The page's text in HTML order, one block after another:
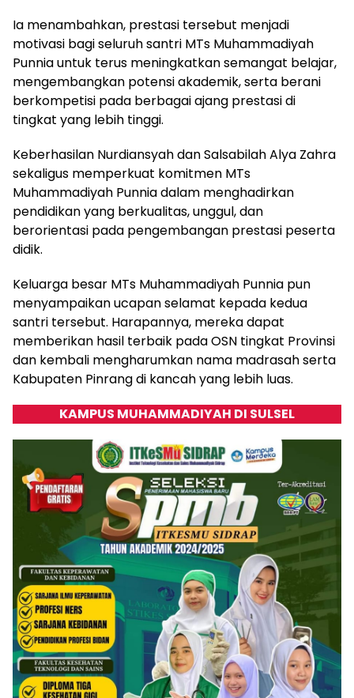
Ia menambahkan, prestasi tersebut menjadi
motivasi bagi seluruh santri MTs Muhammadiyah
Punnia untuk terus meningkatkan semangat belajar,
mengembangkan potensi akademik, serta berani
berkompetisi pada berbagai ajang prestasi di
tingkat yang lebih tinggi.
Keberhasilan Nurdiansyah dan Salsabilah Alya Zahra
sekaligus memperkuat komitmen MTs
Muhammadiyah Punnia dalam menghadirkan
pendidikan yang berkualitas, unggul, dan
berorientasi pada pengembangan prestasi peserta
didik.
Keluarga besar MTs Muhammadiyah Punnia pun
menyampaikan ucapan selamat kepada kedua
santri tersebut. Harapannya, mereka dapat
memberikan hasil terbaik pada OSN tingkat Provinsi
dan kembali mengharumkan nama madrasah serta
Kabupaten Pinrang di kancah yang lebih luas.
KAMPUS MUHAMMADIYAH DI SULSEL